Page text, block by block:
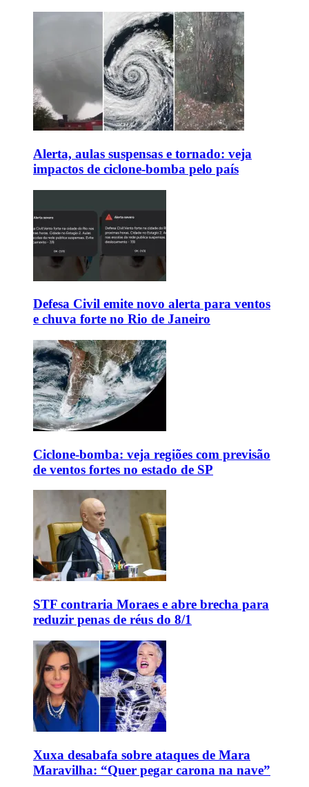
Alerta, aulas suspensas e tornado: veja
impactos de ciclone-bomba pelo país
Defesa Civil emite novo alerta para ventos
e chuva forte no Rio de Janeiro
Ciclone-bomba: veja regiões com previsão
de ventos fortes no estado de SP
STF contraria Moraes e abre brecha para
reduzir penas de réus do 8/1
Xuxa desabafa sobre ataques de Mara
Maravilha: “Quer pegar carona na nave”